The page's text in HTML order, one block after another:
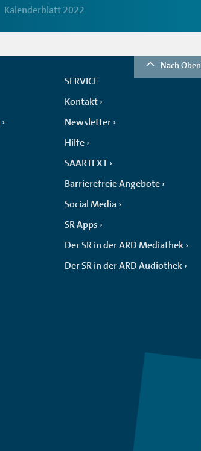
Kalenderblatt 2022
Nach Oben
SERVICE
Kontakt
Newsletter
Hilfe
SAARTEXT
Barrierefreie Angebote
Social Media
SR Apps
Der SR in der ARD Mediathek
Der SR in der ARD Audiothek